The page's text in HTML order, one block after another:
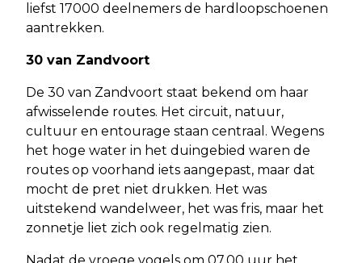
liefst 17000 deelnemers de hardloopschoenen
aantrekken.
30 van Zandvoort
De 30 van Zandvoort staat bekend om haar
afwisselende routes. Het circuit, natuur,
cultuur en entourage staan centraal. Wegens
het hoge water in het duingebied waren de
routes op voorhand iets aangepast, maar dat
mocht de pret niet drukken. Het was
uitstekend wandelweer, het was fris, maar het
zonnetje liet zich ook regelmatig zien.